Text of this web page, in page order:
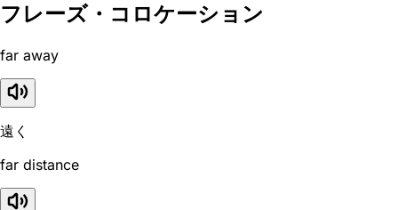
フレーズ・コロケーション
far away
遠く
far distance